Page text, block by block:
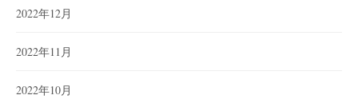
2022年12月
2022年11月
2022年10月